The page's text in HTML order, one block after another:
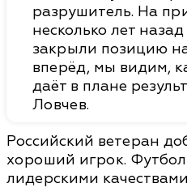
разрушитель. На
несколько лет
закрыли позицию
вперёд, мы видим,
даёт в плане
Ловчев.
Российский ветеран
хороший игрок.
лидерскими